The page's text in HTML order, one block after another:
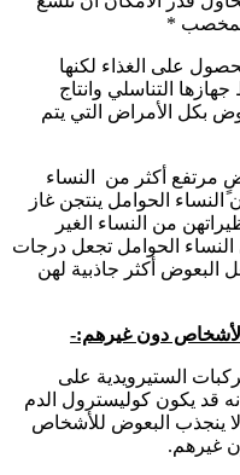
المخصب *
على الغذاء لكنها
التناسلي وانتاج
بكل الأمراض التي يتم
مرتفع أكثر من النساء
الحوامل ينتجن غاز
أكثر ب21% من نظيراتهن من النساء الغير
الحوامل تجعل درجات
البعوض أكثر جاذبية لهن
دون غيرهم:-
الستيرويدية على
قد يكون كوليسترول الدم
ينجذب البعوض للأشخاص
غيرهم.